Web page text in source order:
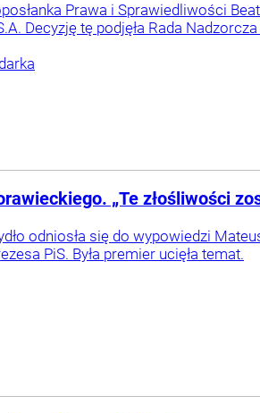
Prawa i Sprawiedliwości
Decyzję tę podjęła Rada
„Te złośliwości
odniosła się do wypowiedzi
PiS. Była premier ucięła temat.